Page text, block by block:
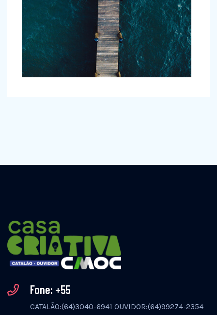
Fone: +55
CATALÃO:(64)3040-6941 OUVIDOR:(64)99274-2354